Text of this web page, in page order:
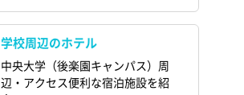
学校周辺のホテル
中央大学（後楽園キャンパス）周
辺・アクセス便利な宿泊施設を紹